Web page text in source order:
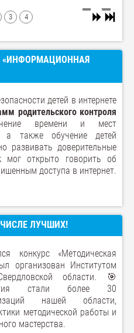
3 4
«ИНФОРМАЦИОННАЯ
детей в интернете
родительского контроля
времени и мест
а также обучение детей
развивать доверительные
мог открыто говорить об
доступа в интернет.
ЛУЧШИХ!
конкурс «Методическая
организован Институтом
области. 🎯
стали более 30
нашей области,
методической работы и
мастерства.